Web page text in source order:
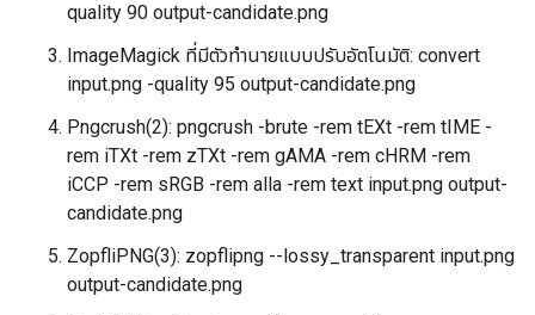
quality 90 output-candidate.png
ImageMagick ที่มีตัวทำนายแบบปรับอัตโนมัติ: convert
input.png -quality 95 output-candidate.png
Pngcrush(2): pngcrush -brute -rem tEXt -rem tIME -
rem iTXt -rem zTXt -rem gAMA -rem cHRM -rem
iCCP -rem sRGB -rem alla -rem text input.png output-
candidate.png
ZopfliPNG(3): zopflipng --lossy_transparent input.png
output-candidate.png